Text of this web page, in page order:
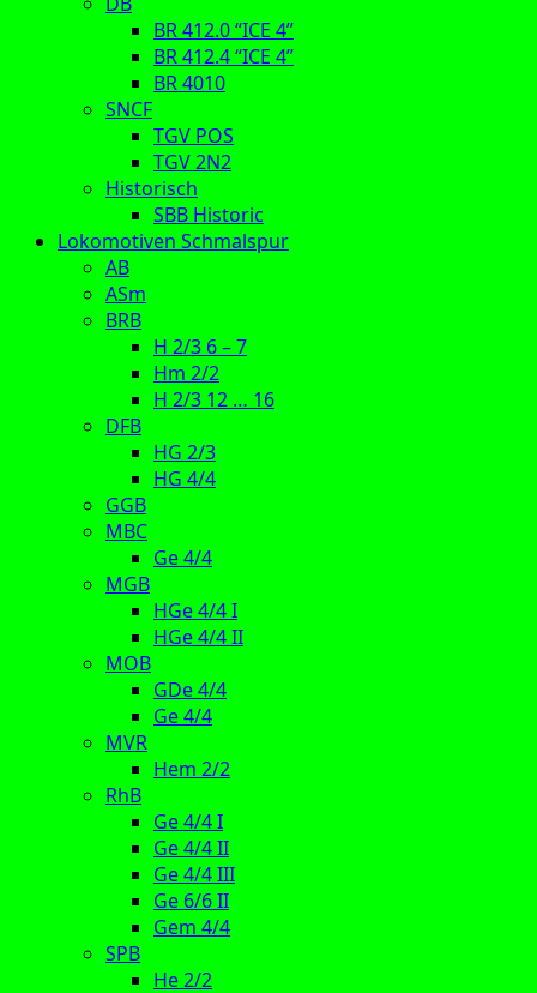
BR 412.0 “ICE 4”
BR 412.4 “ICE 4”
BR 4010
SNCF
TGV POS
TGV 2N2
Historisch
SBB Historic
Lokomotiven Schmalspur
AB
ASm
BRB
H 2/3 6 – 7
Hm 2/2
H 2/3 12 … 16
DFB
HG 2/3
HG 4/4
GGB
MBC
Ge 4/4
MGB
HGe 4/4 I
HGe 4/4 II
MOB
GDe 4/4
Ge 4/4
MVR
Hem 2/2
RhB
Ge 4/4 I
Ge 4/4 II
Ge 4/4 III
Ge 6/6 II
Gem 4/4
SPB
He 2/2